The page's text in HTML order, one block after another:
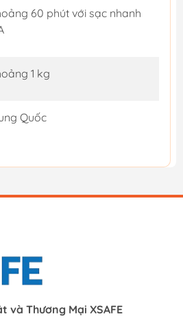
60 phút với sạc nhanh
1 kg
Quốc
và Thương Mại XSAFE